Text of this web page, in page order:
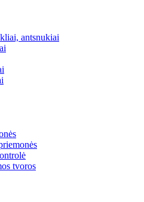
antsnukiai
tvoros